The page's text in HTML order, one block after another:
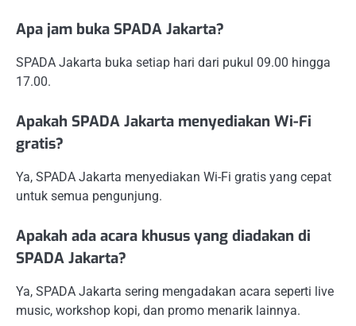
Apa jam buka SPADA Jakarta?
SPADA Jakarta buka setiap hari dari pukul 09.00 hingga
17.00.
Apakah SPADA Jakarta menyediakan Wi-Fi
gratis?
Ya, SPADA Jakarta menyediakan Wi-Fi gratis yang cepat
untuk semua pengunjung.
Apakah ada acara khusus yang diadakan di
SPADA Jakarta?
Ya, SPADA Jakarta sering mengadakan acara seperti live
music, workshop kopi, dan promo menarik lainnya.